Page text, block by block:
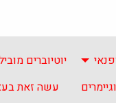
יוטיוברים
עשה זאת